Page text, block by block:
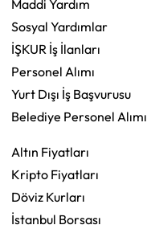
Maddi Yardım
Sosyal Yardımlar
İŞKUR İş İlanları
Personel Alımı
Yurt Dışı İş Başvurusu
Belediye Personel Alımı
Altın Fiyatları
Kripto Fiyatları
Döviz Kurları
İstanbul Borsası